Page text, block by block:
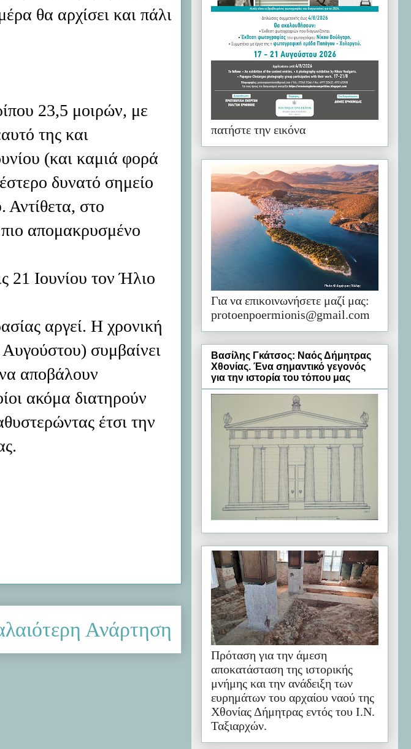
θα αρχίσει και πάλι
23,5 μοιρών, με
της και
(και καμιά φορά
δυνατό σημείο
Αντίθετα, στο
πιο απομακρυσμένο
21 Ιουνίου τον Ήλιο
αργεί. Η χρονική
συμβαίνει
αποβάλουν
ακόμα διατηρούν
έτσι την
Ανάρτηση
πατήστε την εικόνα
Για να επικοινωνήσετε μαζί μας:
protoenpoermionis@gmail.com
Βασίλης Γκάτσος: Ναός Δήμητρας
Χθονίας. Ένα σημαντικό γεγονός
για την ιστορία του τόπου μας
Πρόταση για την άμεση
αποκατάσταση της ιστορικής
μνήμης και την ανάδειξη των
ευρημάτων του αρχαίου ναού της
Χθονίας Δήμητρας εντός του Ι.Ν.
Ταξιαρχών.